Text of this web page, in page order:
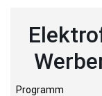
Programm